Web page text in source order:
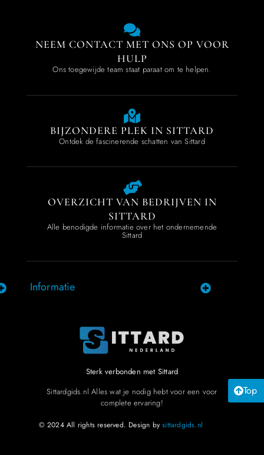
Top
NEEM CONTACT MET ONS OP VOOR
HULP
Ons toegewijde team staat paraat om te helpen.
BIJZONDERE PLEK IN SITTARD
Ontdek de fascinerende schatten van Sittard
OVERZICHT VAN BEDRIJVEN IN
SITTARD
Alle benodigde informatie over het ondernemende
Sittard
Informatie
Sterk verbonden met Sittard
Sittardgids.nl Alles wat je nodig hebt voor een voor
complete ervaring!
© 2024 All rights reserved. Design bysittardgids.nl